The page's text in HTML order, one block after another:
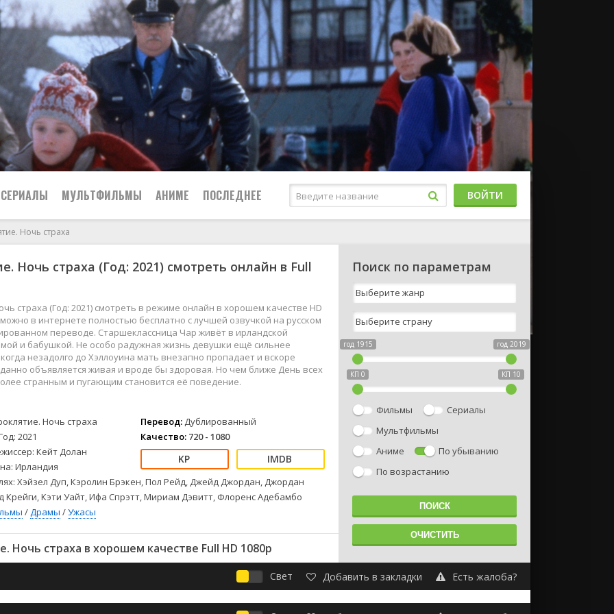
Боевики
Детективы
Детские
Драмы
Комедии
Мелодрамы
Семейные
Спорт
Триллеры
Ужасы
Фантастика
СЕРИАЛЫ МУЛЬТФИЛЬМЫ АНИМЕ ПОСЛЕДНЕЕ
2023
2022
2021
Русские
Зарубежные
Фильмы из соцетей
ВОЙТИ
Ночь страха
Ночь страха (Год: 2021) смотреть онлайн в Full
страха (Год: 2021) смотреть в режиме онлайн в хорошем качестве HD
можно в интернете полностью бесплатно с лучшей озвучкой на русском
переводе. Старшеклассница Чар живёт в ирландской
и бабушкой. Не особо радужная жизнь девушки ещё сильнее
незадолго до Хэллоуина мать внезапно пропадает и вскоре
объявляется живая и вроде бы здоровая. Но чем ближе День всех
странным и пугающим становится её поведение.
Ночь страха
2021
Кейт Долан
Ирландия
Перевод: Дублированный
Качество: 720 - 1080
Хэйзел Дуп, Кэролин Брэкен, Пол Рейд, Джейд Джордан, Джордан
Крейги, Кэти Уайт, Ифа Спрэтт, Мириам Дэвитт, Флоренс Адебамбо
/Драмы /Ужасы
Ночь страха в хорошем качестве Full HD 1080p
Поиск по параметрам
год 1915 год 2019
КП 0 КП 10
Фильмы
Сериалы
Мультфильмы
Аниме
По убыванию
По возрастанию
Свет Добавить в закладки Есть жалоба?